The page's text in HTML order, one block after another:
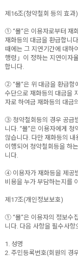
제16조(청약철회 등의 효과)
① “몰”은 이용자로부터 재
재화등의 대금을 환급합니
때에는 그 지연기간에 대하
행령」이 정하는 지연이자
합니다.
② “몰”은 위 대금을 환급함
수단으로 재화등의 대금을
자로 하여금 재화등의 대금
③ 청약철회등의 경우 공급
니다. “몰”은 이용자에게
않습니다. 다만 재화등의 내
이행되어 청약철회등을 하
니다.
④ 이용자가 재화등을 제공
비용을 누가 부담하는지를
제17조(개인정보보호)
① “몰”은 이용자의 정보수
니다. 다음 사항을 필수사항
1. 성명
2. 주민등록번호(회원의 경